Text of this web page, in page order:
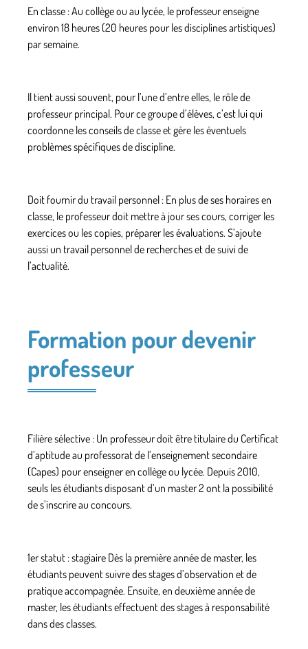
En classe : Au collège ou au lycée, le professeur enseigne
environ 18 heures (20 heures pour les disciplines artistiques)
par semaine.
Il tient aussi souvent, pour l’une d’entre elles, le rôle de
professeur principal. Pour ce groupe d’élèves, c’est lui qui
coordonne les conseils de classe et gère les éventuels
problèmes spécifiques de discipline.
Doit fournir du travail personnel : En plus de ses horaires en
classe, le professeur doit mettre à jour ses cours, corriger les
exercices ou les copies, préparer les évaluations. S’ajoute
aussi un travail personnel de recherches et de suivi de
l’actualité.
Formation pour devenir
professeur
Filière sélective : Un professeur doit être titulaire du Certificat
d’aptitude au professorat de l’enseignement secondaire
(Capes) pour enseigner en collège ou lycée. Depuis 2010,
seuls les étudiants disposant d’un master 2 ont la possibilité
de s’inscrire au concours.
1er statut : stagiaire Dès la première année de master, les
étudiants peuvent suivre des stages d’observation et de
pratique accompagnée. Ensuite, en deuxième année de
master, les étudiants effectuent des stages à responsabilité
dans des classes.